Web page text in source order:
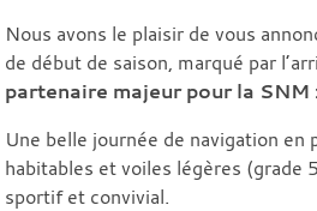
Nous avons le plaisir de vous
de début de saison, marqué par
partenaire majeur pour la SNM
Une belle journée de navigation en
habitables et voiles légères (grade
sportif et convivial.